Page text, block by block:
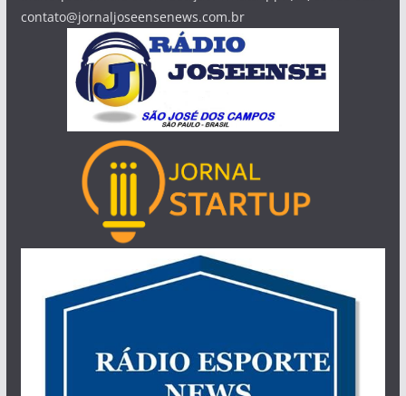
contato@jornaljoseensenews.com.br